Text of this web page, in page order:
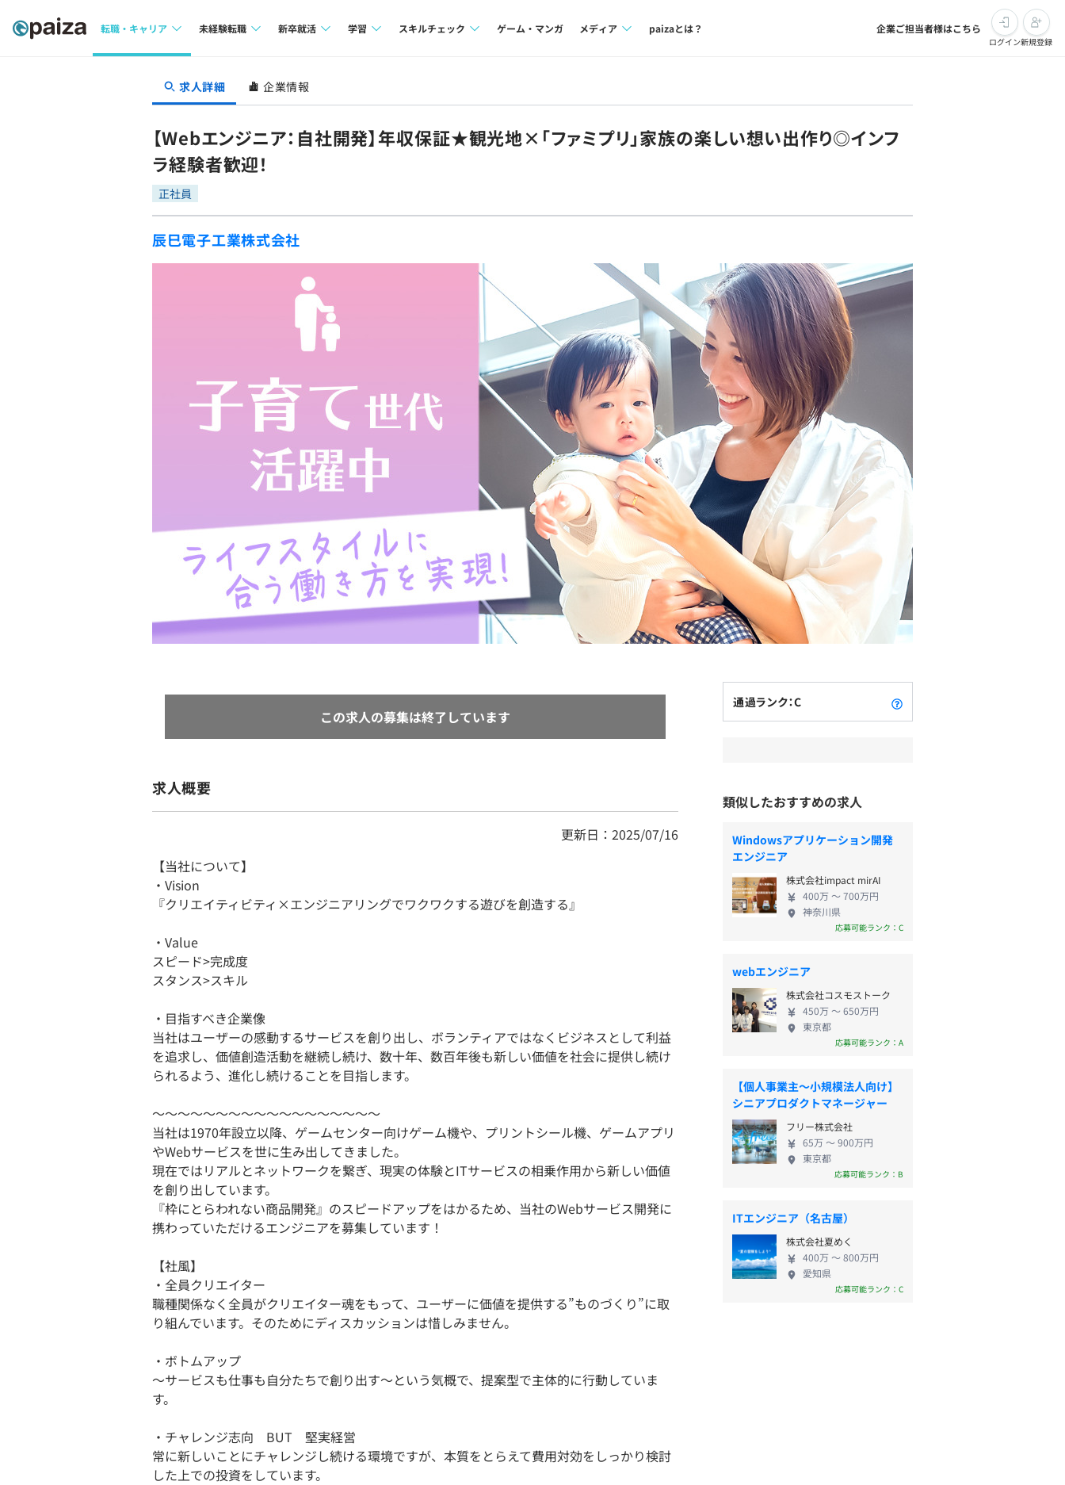
転職・キャリア
転職成功ガイド
未経験転職
求人検索
転職成功ガイド
新卒就活
本選考
インターン
インタビュー
就活成功ガイド
学習
4択課題
リファレンス
スキルチェック
評価結果一覧
ゲーム・マンガ メディア
note
paizaとは？ 企業ご担当者様はこちら
ログイン新規登録
求人詳細 企業情報
【Webエンジニア：自社開発】年収保証★観光地×「ファミプリ」家族の楽しい想い出作り◎インフ
ラ経験者歓迎！
正社員
辰巳電子工業株式会社
この求人の募集は終了しています
求人概要
更新日：2025/07/16
【当社について】
・Vision
『クリエイティビティ×エンジニアリングでワクワクする遊びを創造する』
・Value
スピード>完成度
スタンス>スキル
・目指すべき企業像
当社はユーザーの感動するサービスを創り出し、ボランティアではなくビジネスとして利益
を追求し、価値創造活動を継続し続け、数十年、数百年後も新しい価値を社会に提供し続け
られるよう、進化し続けることを目指します。
～～～～～～～～～～～～～～～～～～
当社は1970年設立以降、ゲームセンター向けゲーム機や、プリントシール機、ゲームアプリ
やWebサービスを世に生み出してきました。
現在ではリアルとネットワークを繋ぎ、現実の体験とITサービスの相乗作用から新しい価値
を創り出しています。
『枠にとらわれない商品開発』のスピードアップをはかるため、当社のWebサービス開発に
携わっていただけるエンジニアを募集しています！
【社風】
・全員クリエイター
職種関係なく全員がクリエイター魂をもって、ユーザーに価値を提供する”ものづくり”に取
り組んでいます。そのためにディスカッションは惜しみません。
・ボトムアップ
～サービスも仕事も自分たちで創り出す～という気概で、提案型で主体的に行動していま
す。
・チャレンジ志向 BUT 堅実経営
常に新しいことにチャレンジし続ける環境ですが、本質をとらえて費用対効をしっかり検討
した上での投資をしています。
通過ランク：C
類似したおすすめの求人
Windowsアプリケーション開発
エンジニア
株式会社impact mirAI
400万 〜 700万円
神奈川県
応募可能ランク：C
webエンジニア
株式会社コスモストーク
450万 〜 650万円
東京都
応募可能ランク：A
【個人事業主〜小規模法人向け】
シニアプロダクトマネージャー
フリー株式会社
65万 〜 900万円
東京都
応募可能ランク：B
ITエンジニア（名古屋）
株式会社夏めく
400万 〜 800万円
愛知県
応募可能ランク：C